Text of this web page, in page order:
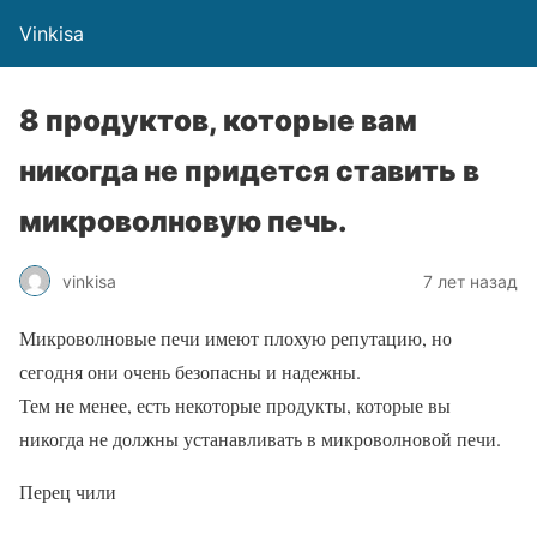
Vinkisa
8 продуктов, которые вам
никогда не придется ставить в
микроволновую печь.
vinkisa 7 лет назад
Микроволновые печи имеют плохую репутацию, но
сегодня они очень безопасны и надежны.
Тем не менее, есть некоторые продукты, которые вы
никогда не должны устанавливать в микроволновой печи.
Перец чили